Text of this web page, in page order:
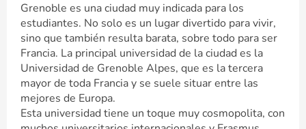
Grenoble es una ciudad muy indicada para los
estudiantes. No solo es un lugar divertido para vivir,
sino que también resulta barata, sobre todo para ser
Francia. La principal universidad de la ciudad es la
Universidad de Grenoble Alpes, que es la tercera
mayor de toda Francia y se suele situar entre las
mejores de Europa.
Esta universidad tiene un toque muy cosmopolita, con